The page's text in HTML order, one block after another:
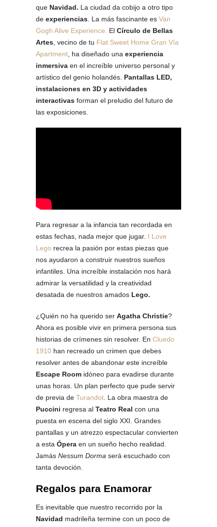
que Navidad. La ciudad da cobijo a otro tipo
de experiencias . La más fascinante es Van
Gogh Alive Experience.
El Círculo de Bellas
Artes , vecino de tu Flat Sweet Home Gran Vía
Apartment , ha diseñado una experiencia
inmersiva en el increíble universo personal y
artístico del genio holandés. Pantallas LED,
instalaciones en 3D y actividades
interactivas forman el preludio del futuro de
las exposiciones.
Para regresar a la infancia tan recordada en
estas fechas, nada mejor que jugar. I Love
Lego recrea la pasión por estas piezas que
nos ayudaron a construir nuestros sueños
infantiles. Una increíble instalación nos hará
admirar la versatilidad y la creatividad
desatada de nuestros amados Lego.
¿Quién no ha querido ser Agatha Christie?
Ahora es posible vivir en primera persona sus
historias de crímenes sin resolver. En Cluedo
1910 han recreado un crimen que debes
resolver antes de abandonar este increíble
Escape Room idóneo para evadirse durante
unas horas. Un plan perfecto que pude servir
de previa de Turandot. La obra maestra de
Puccini regresa al Teatro Real con una
puesta en escena del siglo XXI. Grandes
pantallas y un atrezzo espectacular convierten
a esta Ópera en un sueño hecho realidad.
Jamás Nessum Dorma será escuchado con
tanta devoción.
Regalos para Enamorar
Es inevitable que nuestro recorrido por la
Navidad madrileña termine con un poco de